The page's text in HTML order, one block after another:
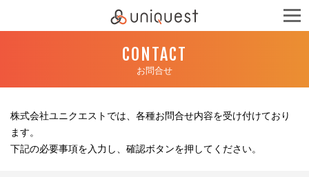
CONTACT
お問合せ
株式会社ユニクエストでは、各種お問合せ内容を受け付けており
ます。
下記の必要事項を入力し、確認ボタンを押してください。